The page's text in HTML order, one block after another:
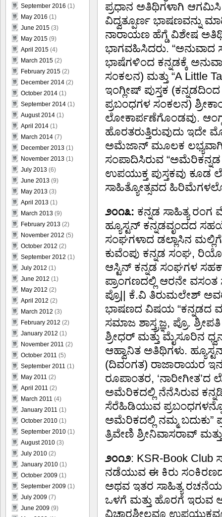
ಪ್ರಧಾನ ಅತಿಥಿಗಳಾಗಿ
ವಿದ್ವತ್ಪೂರ್ಣ ಭಾಷಣವನ್ನು
ನಾರಾಯಣ ಹೆಗ್ಡೆ ವಿಶೇಷ
ಭಾಗವಹಿಸಿದರು. “ಅನುವಾದ
ಭಾಷೆಗಳಿಂದ ಕನ್ನಡಕ್ಕೆ
ಸಂಕಲನ) ಮತ್ತು “A Little
ಇಂಗ್ಲೀಷ್ ಪುಸ್ತಕ
ಪ್ರಬಂಧಗಳ ಸಂಕಲನ)
ಲೋಕಾರ್ಪಣೆಗೊಂಡವು.
ಹೊರತರುತ್ತಿರುವುದು ಇದೇ
ಅಮೆಜಾನ್ ಮೂಲಕ
ಸಂಪಾದಿಸಿರುವ
ಉಪಯುಕ್ತ ಪುಸ್ತಕವು
ಸಾಹಿತ್ಯೋತ್ಸವದ
೨೦೧೩: ಕನ್ನಡ ಸಾಹಿತ್ಯ
ಹ್ಯೂಸ್ಟನ್ ಕನ್ನಡವೃಂದದ
ಸಂಘಗಳಾದ ಡಲ್ಲಾಸಿನ
ಕುವೆಂಪು ಕನ್ನಡ ಸಂಘ,
ಆಸ್ಟಿನ್ ಕನ್ನಡ ಸಂಘಗಳ
ಪ್ರಾಂಗಣದಲ್ಲಿ ಆರನೇ ವಸಂತ
ಪ್ರೊ|| ಕೆ.ವಿ ತಿರುಮಲೇಶ್
ಭಾಷಣದ ವಿಷಯ “ಕನ್ನಡದ
ಸಮಾಜ ಶಾಸ್ತ್ರಜ್ಞ, ಪ್ರೊ.
ಶ್ರೀಧರ್ ಮತ್ತು ಮೈಸೂರಿನ
ಆಹ್ವಾನಿತ ಅತಿಥಿಗಳು.
(ದಿವಂಗತ) ರಾಜಾರಾಯರ
ರೂಪಾಂತರ,
ಅಮೆರಿಕದಲ್ಲಿ ನೆನೆಸಿರುವ
ಸೆರೆಹಿಡಿಯುವ
ಅಮೆರಿಕದಲ್ಲಿ ನಮ್ಮ ಬದುಕು”
ತ್ರಿವೇಣಿ ಶ್ರೀನಿವಾಸರಾವ್
೨೦೧೨: KSR-Book
ನಡೆಯುವ ಈ ಕಿರು
ಅಥವ ಇತರ ಸಾಹಿತ್ಯ
ಒಳಗೆ ಮತ್ತು ಹೊರಗೆ ಇರುವ
ವಿಚಾರಶೀಲವೂ
September 2016 (1)
May 2016 (1)
June 2015 (3)
May 2015 (9)
April 2015 (4)
March 2015 (2)
February 2015 (2)
December 2014 (2)
October 2014 (1)
September 2014 (1)
August 2014 (1)
April 2014 (1)
March 2014 (7)
December 2013 (1)
November 2013 (1)
July 2013 (6)
June 2013 (9)
May 2013 (3)
April 2013 (1)
March 2013 (9)
February 2013 (2)
November 2012 (5)
October 2012 (2)
September 2012 (1)
July 2012 (1)
June 2012 (1)
May 2012 (2)
April 2012 (2)
March 2012 (3)
February 2012 (2)
January 2012 (1)
November 2011 (2)
October 2011 (5)
September 2011 (1)
May 2011 (2)
April 2011 (2)
March 2011 (4)
January 2011 (1)
October 2010 (1)
September 2010 (1)
August 2010 (3)
July 2010 (2)
January 2010 (1)
October 2009 (1)
September 2009 (1)
July 2009 (7)
June 2009 (9)